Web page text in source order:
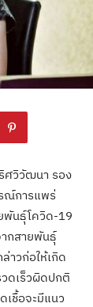
ศวิวัฒนา รอง
ณ์การแพร่
พันธุ์โควิด-19
กสายพันธุ์
าวก่อให้เกิด
วดเร็วผิดปกติ
เชื้อจะมีแนว